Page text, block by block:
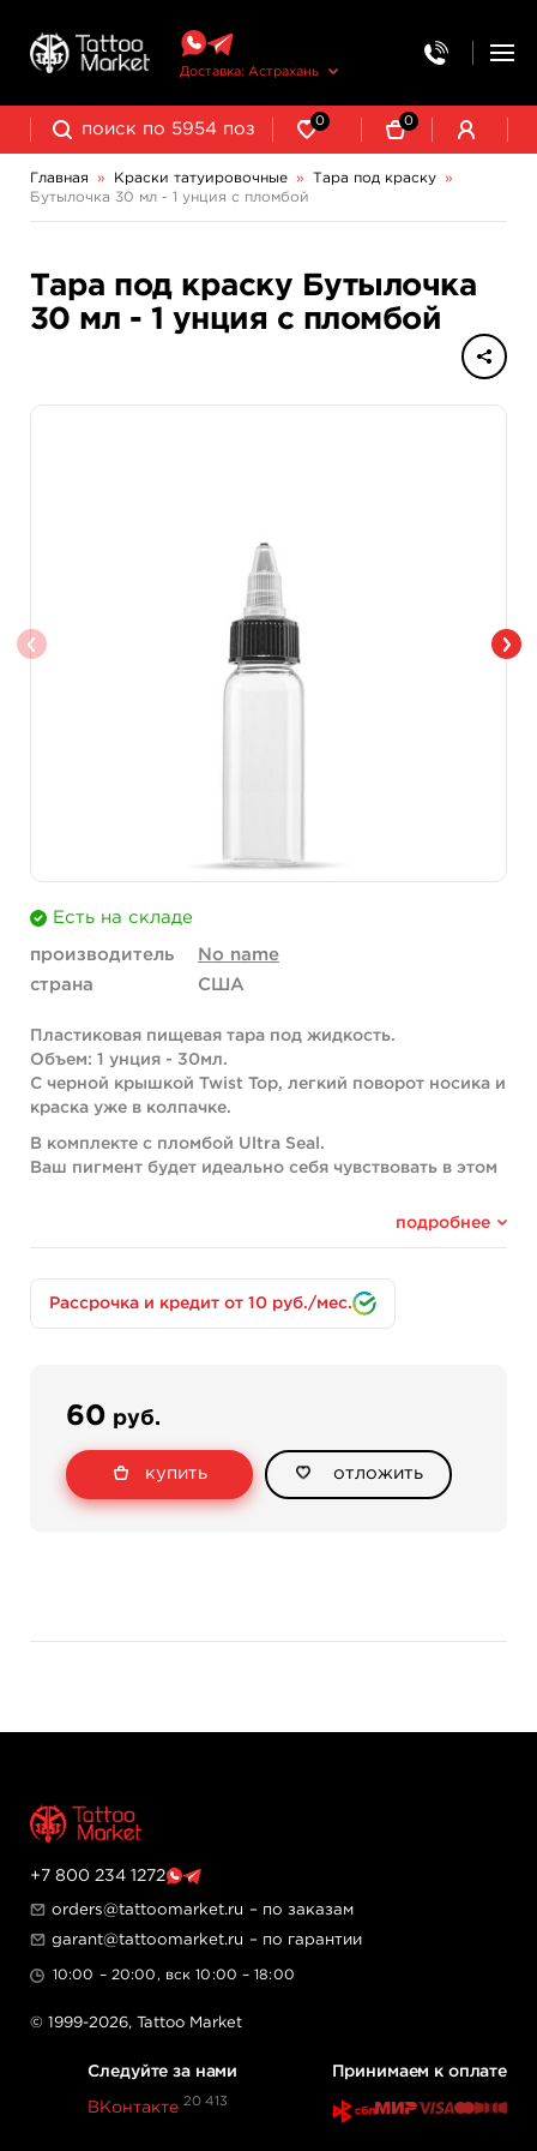
Доставка: Астрахань
0 0
Главная » Краски татуировочные » Тара под краску
»
Бутылочка 30 мл - 1 унция с пломбой
Тара под краску Бутылочка
30 мл - 1 унция с пломбой
Есть на складе
производитель
No name
страна
США
Пластиковая пищевая тара под жидкость.
Объем: 1 унция - 30мл.
С черной крышкой Twist Top, легкий поворот носика и
краска уже в колпачке.
В комплекте с пломбой Ultra Seal.
Ваш пигмент будет идеально себя чувствовать в этом
подробнее
Рассрочка и кредит от 10 руб./мес.
60 руб.
купить отложить
+7 800 234 1272
orders@tattoomarket.ru – по заказам
garant@tattoomarket.ru – по гарантии
10:00 – 20:00, вск 10:00 – 18:00
© 1999-2026, Tattoo Market
Следуйте за нами
ВКонтакте 20 413
Принимаем к оплате